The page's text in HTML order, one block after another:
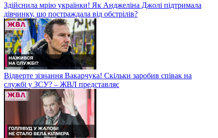
Здійснила мрію українки! Як Анджеліна Джолі підтримала
дівчинку, що постраждала від обстрілів?
Відверте зізнання Вакарчука! Скільки заробив співак на
службі у ЗСУ? – ЖВЛ представляє